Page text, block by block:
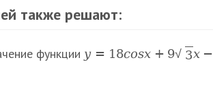
также решают:
функции y = 18cosx + 9√ 3x −